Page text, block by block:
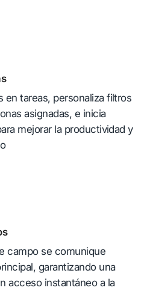
en tareas, personaliza filtros
asignadas, e inicia
mejorar la productividad y
campo se comunique
garantizando una
acceso instantáneo a la